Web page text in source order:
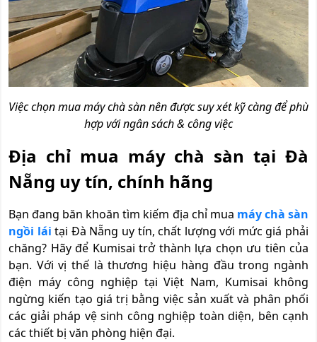
Việc chọn mua máy chà sàn nên được suy xét kỹ càng để phù
hợp với ngân sách & công việc
Địa chỉ mua máy chà sàn tại Đà
Nẵng uy tín, chính hãng
Bạn đang băn khoăn tìm kiếm địa chỉ mua máy chà sàn
ngồi lái tại Đà Nẵng uy tín, chất lượng với mức giá phải
chăng? Hãy để Kumisai trở thành lựa chọn ưu tiên của
bạn. Với vị thế là thương hiệu hàng đầu trong ngành
điện máy công nghiệp tại Việt Nam, Kumisai không
ngừng kiến tạo giá trị bằng việc sản xuất và phân phối
các giải pháp vệ sinh công nghiệp toàn diện, bên cạnh
các thiết bị văn phòng hiện đại.